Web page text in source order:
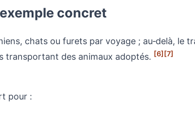
concret
chats ou furets par voyage ; au‑delà, le
transportant des animaux adoptés. [6][7]
pour :